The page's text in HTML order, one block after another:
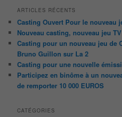
ARTICLES RÉCENTS
Casting Ouvert Pour le nouveau
Nouveau casting, nouveau jeu
Casting pour un nouveau jeu de
Bruno Guillon sur La 2
Casting pour une nouvelle
Participez en binôme à un
de remporter 10 000 EUROS
CATÉGORIES